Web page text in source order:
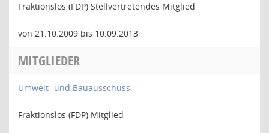
Fraktionslos (FDP) Stellvertretendes Mitglied
von 21.10.2009 bis 10.09.2013
MITGLIEDER
Umwelt- und Bauausschuss
Fraktionslos (FDP) Mitglied